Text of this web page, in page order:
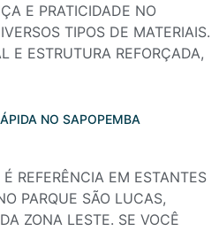
E PRATICIDADE NO
TIPOS DE MATERIAIS.
E ESTRUTURA REFORÇADA,
NO SAPOPEMBA
REFERÊNCIA EM ESTANTES
PARQUE SÃO LUCAS,
ZONA LESTE. SE VOCÊ